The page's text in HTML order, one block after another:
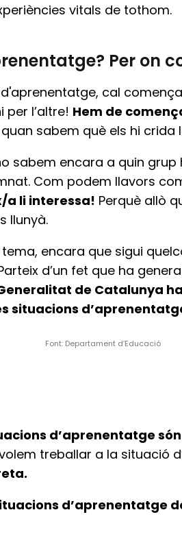
vitals de tothom.
Per on
cal
l’altre! Hem de
sabem què els hi
sabem encara a quin
Com podem llavors
a li interessa! Perquè allò
llunyà.
encara que sigui
d’un fet que ha
de Catalunya
situacions
Font: Departament d’Educació
d’aprenentatge
treballar a la situació
d’aprenentatge